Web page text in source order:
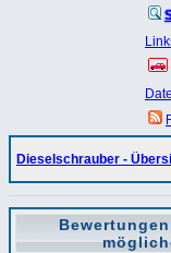
Dieselschrauber -